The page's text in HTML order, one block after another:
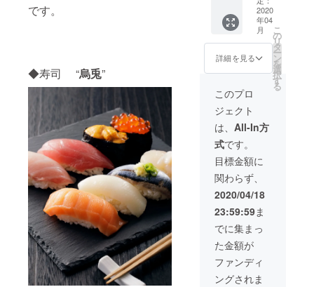
です。
◆寿司 “烏兎”
ストー
リーの
おでん
屋台1基
を貸し
切って
お楽し
みいた
だけま
す。 最
大10名
様まで
利用可
能で
す。
※11名様
以上は1
名様に
付き、
別途税
込2500
円を頂
戴しま
す。 ※
有効期
2020
年04
月
詳細を見る
こ
の
リ
タ
ー
ン
を
選
択
す
る
このプロ
ジェクト
は、 All-In方
式です。
目標金額に
関わらず、
2020/04/18
23:59:59ま
でに集まっ
た金額が
ファンディ
ングされま